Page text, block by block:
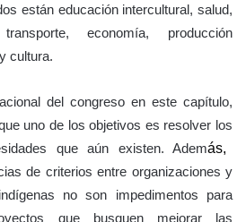
están educación intercultural, salud,
economía, producción
cultura.
del congreso en este capítulo,
uno de los objetivos es resolver los
que aún existen.Además,
de criterios entre organizaciones y
no son impedimentos para
que busquen mejorar las